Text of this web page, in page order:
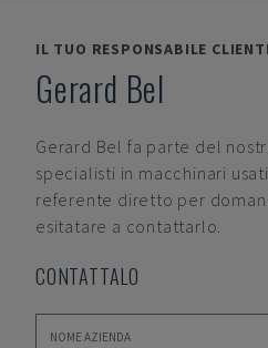
IL TUO RESPONSABILE
Gerard Bel
Gerard Bel fa parte del
specialisti in macchinari
referente diretto per
esitatare a contattarlo.
CONTATTALO